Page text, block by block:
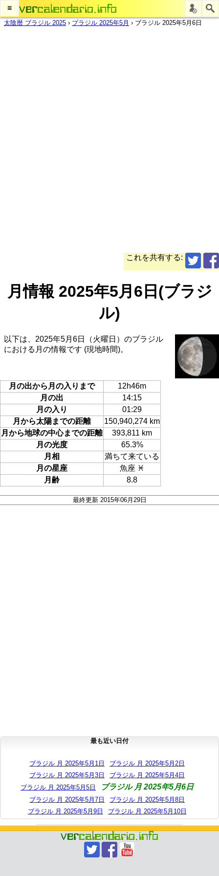
≡
太陰暦 ブラジル 2025 › ブラジル 2025年5月 › ブラジル 2025年5月6日
これを共有する:
月情報 2025年5月6日(ブラジ
ル)
以下は、2025年5月6日（火曜日）のブラジル
における月の情報です (現地時間)。
月の出から月の入りまで
12h46m
月の出
14:15
月の入り
01:29
月から太陽までの距離
150,940,274 km
月から地球の中心までの距離
393,811 km
月の光度
65.3%
月相
満ちて来ている
月の星座
魚座 ♓
月齢
8.8
最終更新 2015年06月29日
最も近い日付
ブラジル 月 2025年5月1日
ブラジル 月 2025年5月2日
ブラジル 月 2025年5月3日
ブラジル 月 2025年5月4日
ブラジル 月 2025年5月5日
ブラジル 月 2025年5月6日
ブラジル 月 2025年5月7日
ブラジル 月 2025年5月8日
ブラジル 月 2025年5月9日
ブラジル 月 2025年5月10日